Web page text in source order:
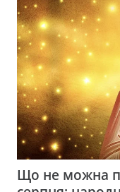
Що не можна